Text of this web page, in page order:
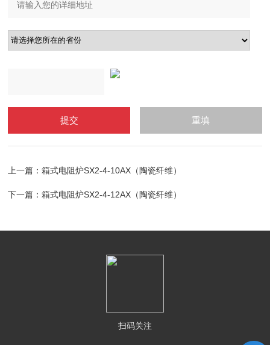
上一篇：箱式电阻炉SX2-4-10AX（陶瓷纤维）
下一篇：箱式电阻炉SX2-4-12AX（陶瓷纤维）
扫码关注